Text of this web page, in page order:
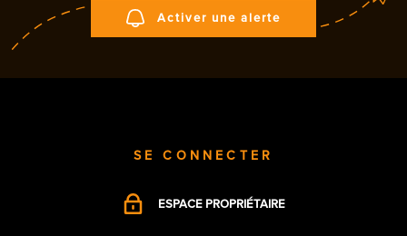
Activer une alerte
SE CONNECTER
ESPACE PROPRIÉTAIRE